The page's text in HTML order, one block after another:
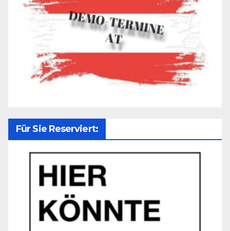
Für Sie Reserviert: